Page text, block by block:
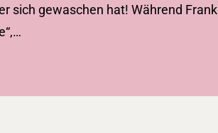
sich gewaschen hat! Während Frank